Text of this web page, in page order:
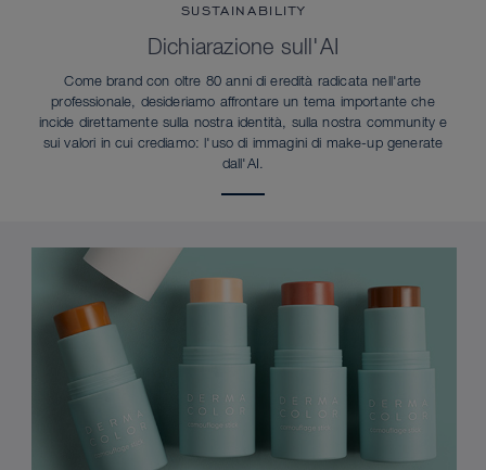
SUSTAINABILITY
Dichiarazione sull'AI
Come brand con oltre 80 anni di eredità radicata nell'arte
professionale, desideriamo affrontare un tema importante che
incide direttamente sulla nostra identità, sulla nostra community e
sui valori in cui crediamo: l'uso di immagini di make-up generate
dall'AI.